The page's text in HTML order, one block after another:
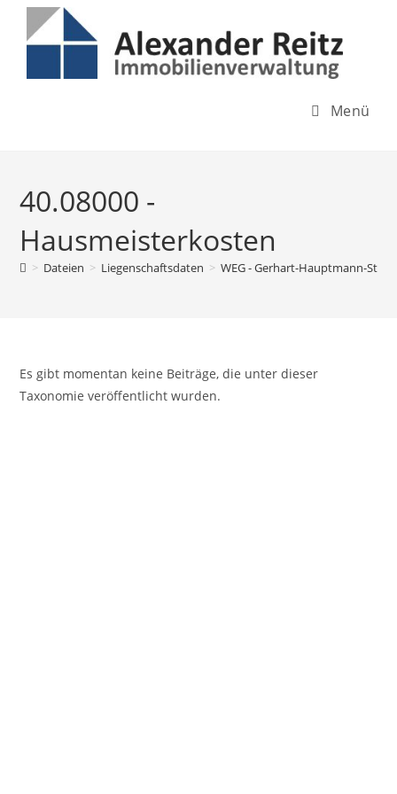
springen
Inhalt
Menü
40.08000 -
Hausmeisterkosten
> Dateien > Liegenschaftsdaten > WEG - Gerhart-Hauptmann-Str.
Es gibt momentan keine Beiträge, die unter dieser
Taxonomie veröffentlicht wurden.